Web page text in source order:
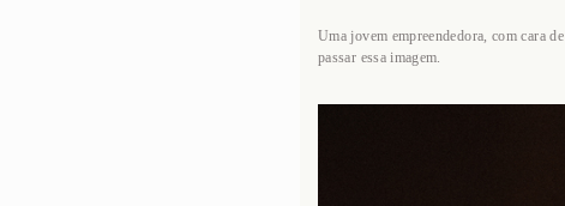
Uma jovem empreendedora, com cara
passar essa imagem.